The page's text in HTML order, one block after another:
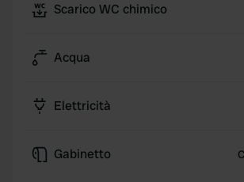
Scarico WC chimico
Acqua
Elettricità
Gabinetto